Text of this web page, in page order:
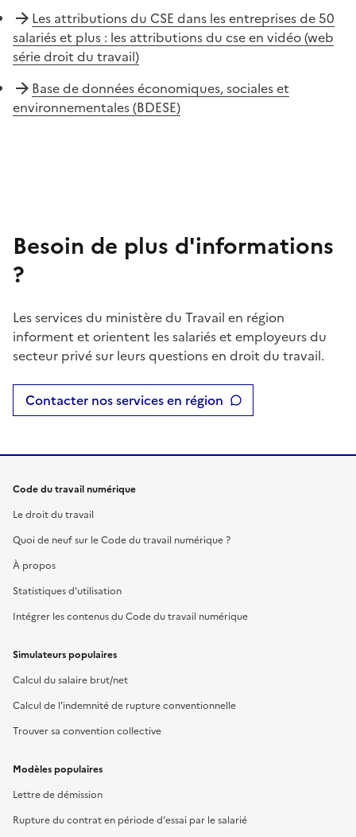
Les attributions du CSE dans les entreprises de 50
salariés et plus : les attributions du cse en vidéo (web
série droit du travail)
Base de données économiques, sociales et
environnementales (BDESE)
Besoin de plus d'informations
?
Les services du ministère du Travail en région
informent et orientent les salariés et employeurs du
secteur privé sur leurs questions en droit du travail.
Contacter nos services en région
Code du travail numérique
Le droit du travail
Quoi de neuf sur le Code du travail numérique ?
À propos
Statistiques d'utilisation
Intégrer les contenus du Code du travail numérique
Simulateurs populaires
Calcul du salaire brut/net
Calcul de l'indemnité de rupture conventionnelle
Trouver sa convention collective
Modèles populaires
Lettre de démission
Rupture du contrat en période d'essai par le salarié